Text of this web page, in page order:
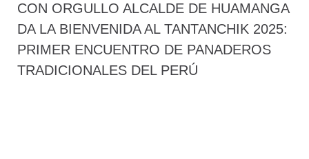
CON ORGULLO ALCALDE DE HUAMANGA
DA LA BIENVENIDA AL TANTANCHIK 2025:
PRIMER ENCUENTRO DE PANADEROS
TRADICIONALES DEL PERÚ